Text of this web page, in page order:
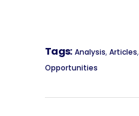
Tags: Analysis, Articles,
Opportunities